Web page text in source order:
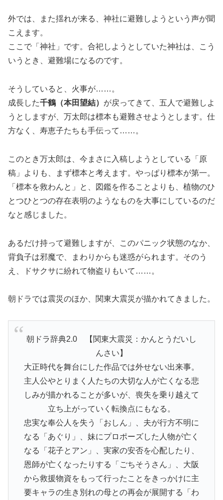
外では、また揺れが来る、神社に避難しようという声が聞
こえます。
ここで「神社」です。合祀しようとしていた神社は、こう
いうとき、避難場になるのです。
そうしていると、火事が……。
成長した千鶴（本田望結） が戻ってきて、五人で避難しよ
うとしますが、万太郎は標本も避難させようとします。仕
方なく、寿恵子たちも手伝って……。
このとき万太郎は、今まさに入稿しようとしている「原
稿」よりも、まず標本と考えます。やっぱり標本が第一。
「標本を救わんと」と、図鑑を作ることよりも、植物のひ
とつひとつの存在表明のようなものを大事にしているのだ
なと感じました。
あるだけ持って避難しますが、このパニック状態のなか、
背負子は邪魔で、まわりからも迷惑がられます。そのう
え、ドサクサに紛れて物盗りもいて……。
朝ドラでは震災のほか、関東大震災が描かれてきました。
朝ドラ辞典2.0 【関東大震災：かんとうだいし
んさい】
大正時代を舞台にした作品では外せない出来事。
主人公やとりまく人たちの大切な人が亡くなる悲
しみが描かれることが多いが、喪失を乗り越えて
立ち上がっていく転換点にもなる。
忠実な奉公人を失う「おしん」、夫が行方不明に
なる「あぐり」、妹にプロポーズした人物が亡く
なる「花子とアン」、実家の安否を心配したり、
恩師が亡くなったりする「ごちそうさん」、大阪
から救援物資をもって行ったことをきっかけに主
要キャラの生き別れの母との再会が展開する「わ